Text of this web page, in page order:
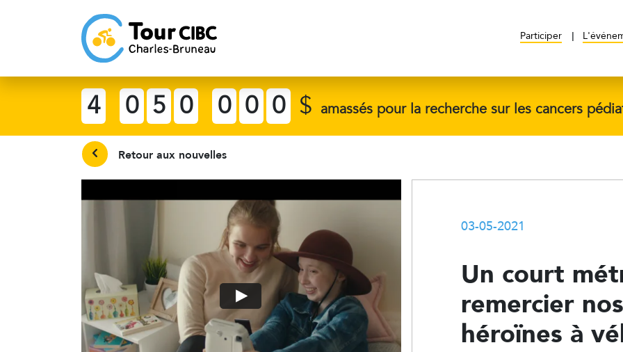
Participer
4 0 5 0 0 0 0 $ amassés pour la recherche sur les cancers
Retour aux nouvelles
03-05-2021
Un court
remercier
héroïnes à